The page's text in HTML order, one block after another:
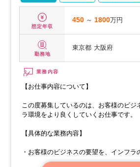
想定年収
450 ～1800万円
勤務地
東京都 大阪府
業務内容
【お仕事内容について】
この度募集しているのは、お客様のビジ
ラ環境をより良くしていくお仕事です。
【具体的な業務内容】
・お客様のビジネスの要望を、インフラ
丁寧に変換し、実現可能なシステムの構